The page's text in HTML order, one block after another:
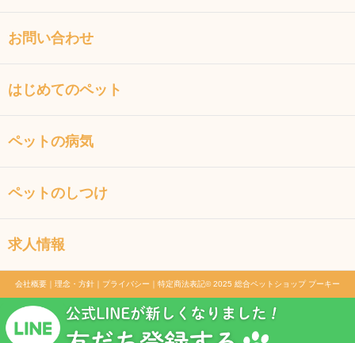
お問い合わせ
はじめてのペット
ペットの病気
ペットのしつけ
求人情報
会社概要 ｜ 理念・方針 ｜ プライバシー ｜ 特定商法表記© 2025 総合ペットショップ プーキー